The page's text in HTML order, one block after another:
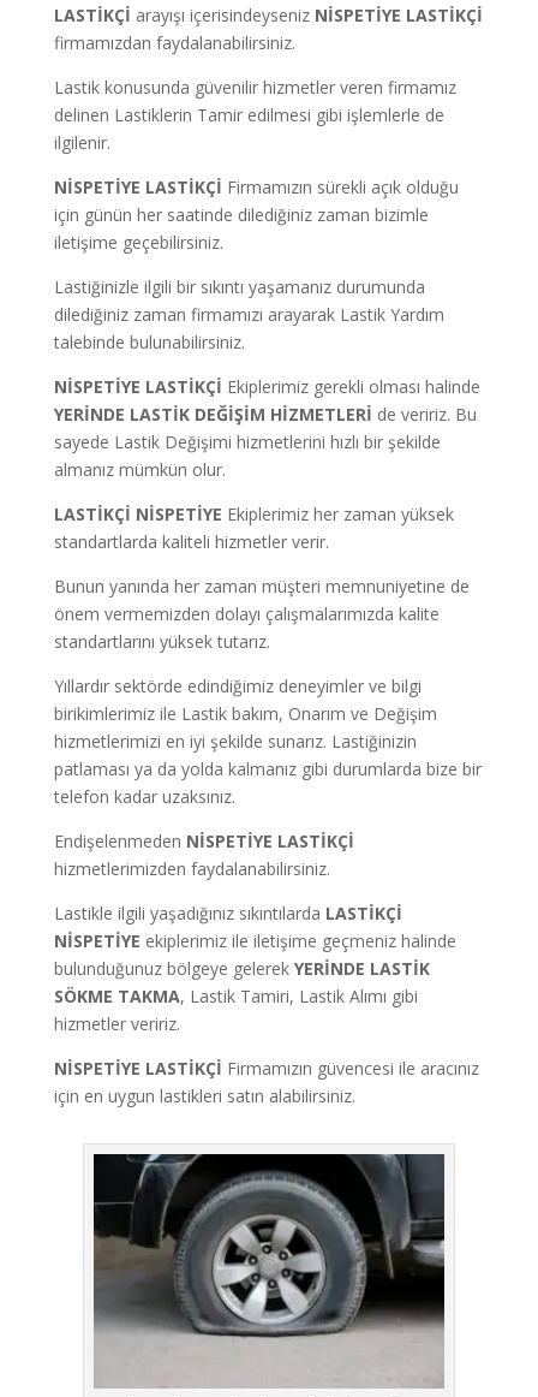
LASTİKÇİ arayışı içerisindeyseniz NİSPETİYE LASTİKÇİ
firmamızdan faydalanabilirsiniz.
Lastik konusunda güvenilir hizmetler veren firmamız
delinen Lastiklerin Tamir edilmesi gibi işlemlerle de
ilgilenir.
NİSPETİYE LASTİKÇİ Firmamızın sürekli açık olduğu
için günün her saatinde dilediğiniz zaman bizimle
iletişime geçebilirsiniz.
Lastiğinizle ilgili bir sıkıntı yaşamanız durumunda
dilediğiniz zaman firmamızı arayarak Lastik Yardım
talebinde bulunabilirsiniz.
NİSPETİYE LASTİKÇİ Ekiplerimiz gerekli olması halinde
YERİNDE LASTİK DEĞİŞİM HİZMETLERİ de veririz. Bu
sayede Lastik Değişimi hizmetlerini hızlı bir şekilde
almanız mümkün olur.
LASTİKÇİ NİSPETİYE Ekiplerimiz her zaman yüksek
standartlarda kaliteli hizmetler verir.
Bunun yanında her zaman müşteri memnuniyetine de
önem vermemizden dolayı çalışmalarımızda kalite
standartlarını yüksek tutarız.
Yıllardır sektörde edindiğimiz deneyimler ve bilgi
birikimlerimiz ile Lastik bakım, Onarım ve Değişim
hizmetlerimizi en iyi şekilde sunarız. Lastiğinizin
patlaması ya da yolda kalmanız gibi durumlarda bize bir
telefon kadar uzaksınız.
Endişelenmeden NİSPETİYE LASTİKÇİ
hizmetlerimizden faydalanabilirsiniz.
Lastikle ilgili yaşadığınız sıkıntılarda LASTİKÇİ
NİSPETİYE ekiplerimiz ile iletişime geçmeniz halinde
bulunduğunuz bölgeye gelerek YERİNDE LASTİK
SÖKME TAKMA, Lastik Tamiri, Lastik Alımı gibi
hizmetler veririz.
NİSPETİYE LASTİKÇİ Firmamızın güvencesi ile aracınız
için en uygun lastikleri satın alabilirsiniz.